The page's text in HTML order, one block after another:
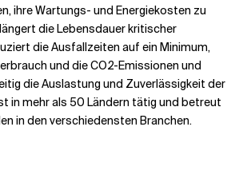
ihre Wartungs- und Energiekosten zu
die Lebensdauer kritischer
die Ausfallzeiten auf ein Minimum,
und die CO2-Emissionen und
die Auslastung und Zuverlässigkeit der
in mehr als 50 Ländern tätig und betreut
in den verschiedensten Branchen.